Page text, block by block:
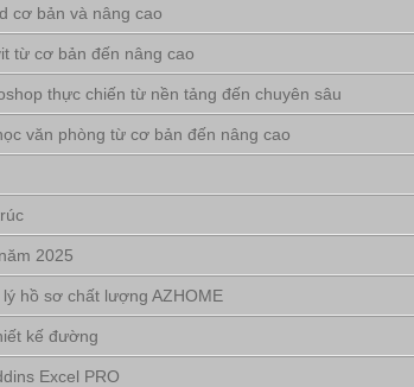
cơ bản và nâng cao
từ cơ bản đến nâng cao
thực chiến từ nền tảng đến chuyên sâu
văn phòng từ cơ bản đến nâng cao
2025
hồ sơ chất lượng AZHOME
kế đường
Excel PRO